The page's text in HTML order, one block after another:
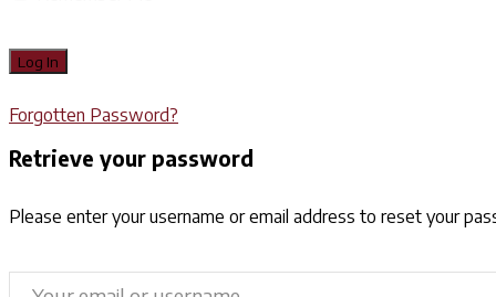
Forgotten Password?
Retrieve your password
Please enter your username or email address to reset your